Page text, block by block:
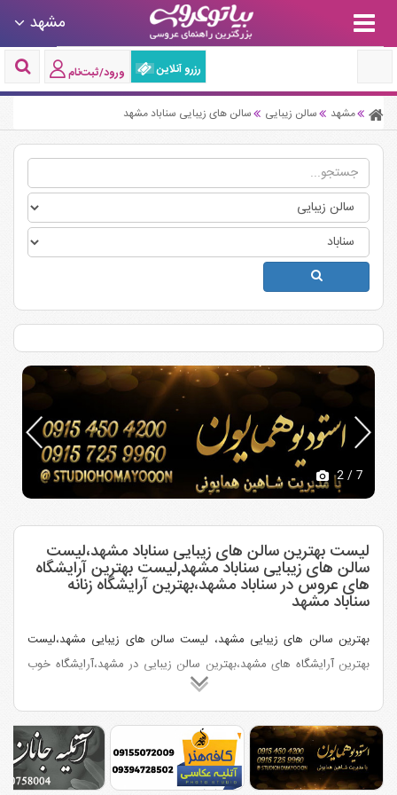
مشهد
رزرو آنلاین ورود/ثبت‌نام
مشهد سالن زیبایی سالن های زیبایی سناباد مشهد
2/ 7
لیست بهترین سالن های زیبایی سناباد مشهد،لیست
سالن های زیبایی سناباد مشهد,لیست بهترین آرایشگاه
های عروس در سناباد مشهد،بهترین آرایشگاه زنانه
سناباد مشهد
بهترین سالن های زیبایی مشهد، لیست سالن های زیبایی مشهد،لیست
بهترین آرایشگاه های مشهد،بهترین سالن زیبایی در مشهد،آرایشگاه خوب
در مشهد،بهترین آرایشگاه عروس در مشهد،لیست آرایشگاه های زنانه
مشهد، سالن زیبایی معروف در مشهد،میکاپ آرتیست در مشهد